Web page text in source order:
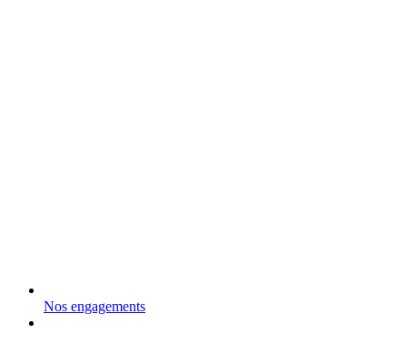
Nos engagements